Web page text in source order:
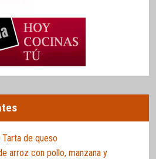
de queso
arroz con pollo, manzana y